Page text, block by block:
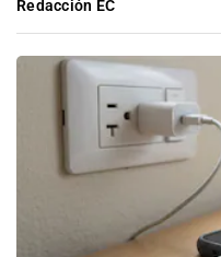
Redacción EC